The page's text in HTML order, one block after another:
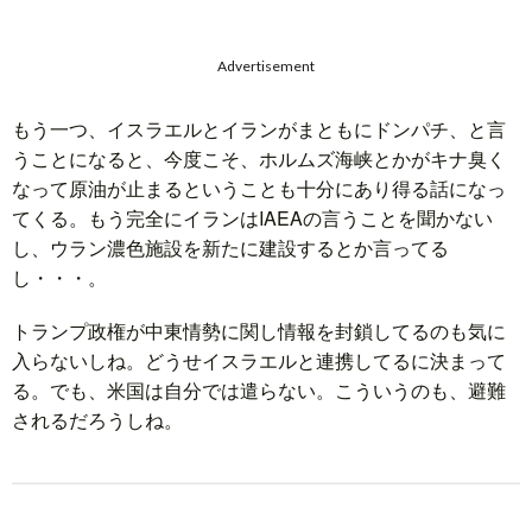
Advertisement
もう一つ、イスラエルとイランがまともにドンパチ、と言
うことになると、今度こそ、ホルムズ海峡とかがキナ臭く
なって原油が止まるということも十分にあり得る話になっ
てくる。もう完全にイランはIAEAの言うことを聞かない
し、ウラン濃色施設を新たに建設するとか言ってる
し・・・。
トランプ政権が中東情勢に関し情報を封鎖してるのも気に
入らないしね。どうせイスラエルと連携してるに決まって
る。でも、米国は自分では遣らない。こういうのも、避難
されるだろうしね。